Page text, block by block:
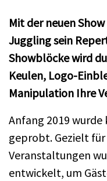
Mit der neuen
Juggling sein
Showblöcke wird
Keulen, Logo-
Manipulation Ihre
Anfang 2019
geprobt. Gezielt
Veranstaltungen
entwickelt, um